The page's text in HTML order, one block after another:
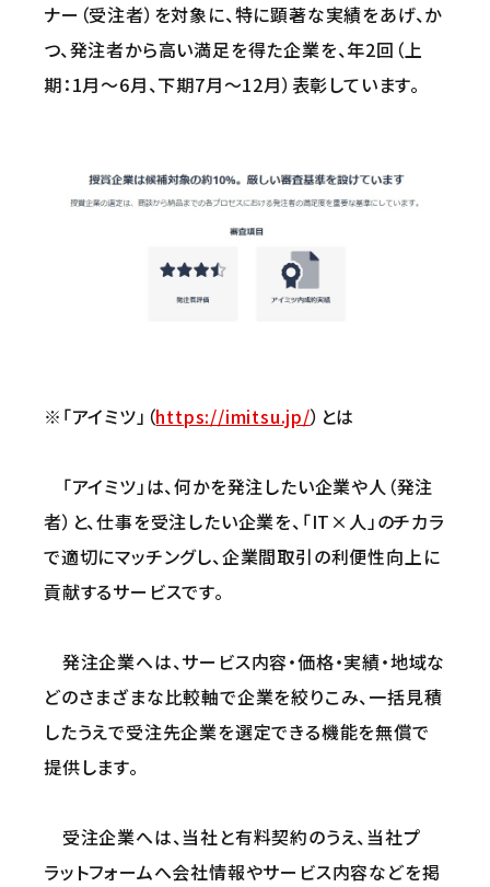
ナー（受注者）を対象に、特に顕著な実績をあげ、か
つ、発注者から高い満足を得た企業を、年2回（上
期：1月～6月、下期7月～12月）表彰しています。
※「アイミツ」（https://imitsu.jp/）とは
「アイミツ」は、何かを発注したい企業や人（発注
者）と、仕事を受注したい企業を、「IT×人」のチカラ
で適切にマッチングし、企業間取引の利便性向上に
貢献するサービスです。
発注企業へは、サービス内容・価格・実績・地域な
どのさまざまな比較軸で企業を絞りこみ、一括見積
したうえで受注先企業を選定できる機能を無償で
提供します。
受注企業へは、当社と有料契約のうえ、当社プ
ラットフォームへ会社情報やサービス内容などを掲